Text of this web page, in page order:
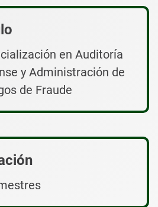
en Auditoría
y Administración de
de Fraude